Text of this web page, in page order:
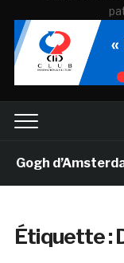
d’Amsterdam
Étiquette :